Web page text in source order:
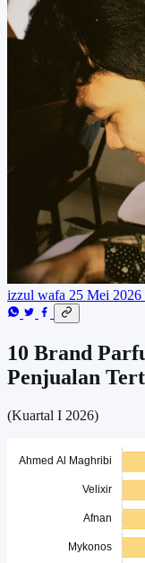
izzul wafa 25 Mei
10 Brand
Penjualan
(Kuartal I 2026)